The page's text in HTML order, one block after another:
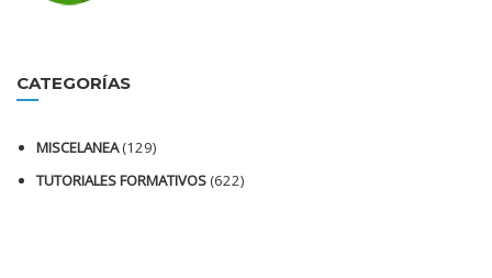
CATEGORÍAS
MISCELANEA(129)
TUTORIALES FORMATIVOS(622)